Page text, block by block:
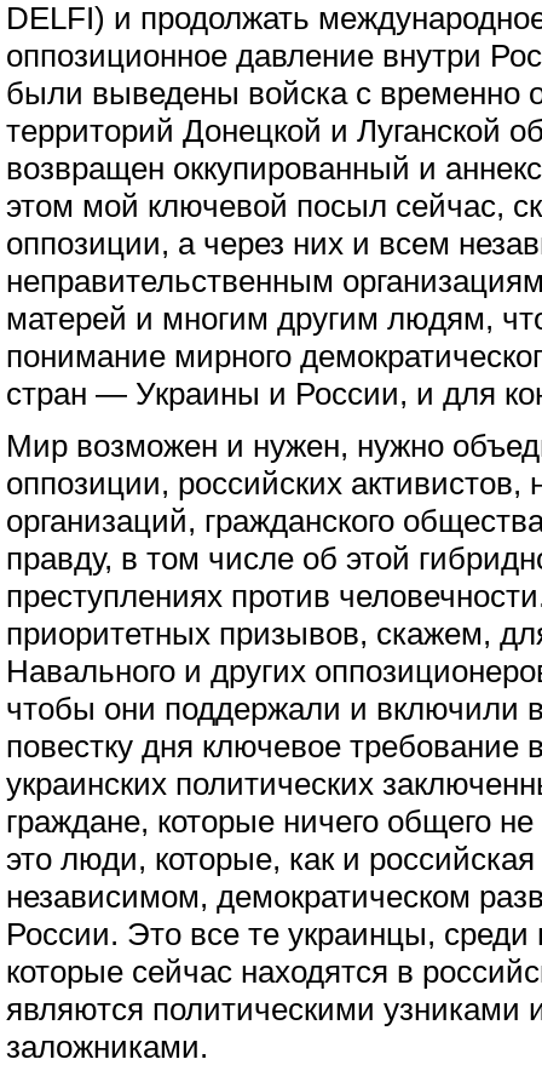
DELFI) и продолжать
оппозиционное давление внутри
были выведены войска c временно
территорий Донецкой и Луганской
возвращен оккупированный и
этом мой ключевой посыл сейчас,
оппозиции, а через них и всем
неправительственным
матерей и многим другим людям,
понимание мирного
стран — Украины и России, и для
Мир возможен и нужен, нужно
оппозиции, российских активистов,
организаций, гражданского
правду, в том числе об этой
преступлениях против
приоритетных призывов, скажем,
Навального и других
чтобы они поддержали и включили
повестку дня ключевое требование
украинских политических
граждане, которые ничего общего
это люди, которые, как и
независимом, демократическом
России. Это все те украинцы,
которые сейчас находятся в
являются политическими узниками
заложниками.